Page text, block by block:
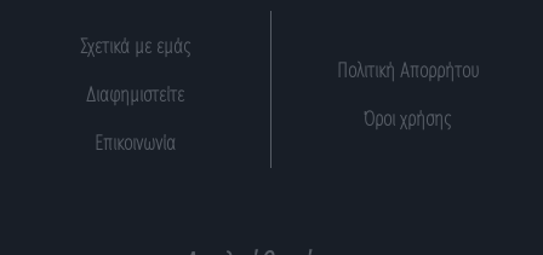
Σχετικά με εμάς
Διαφημιστείτε
Επικοινωνία
Πολιτική Απορρήτου
Όροι χρήσης